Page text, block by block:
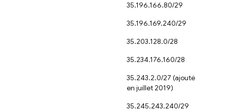
35.196.166.80/29
35.196.169.240/29
35.203.128.0/28
35.234.176.160/28
35.243.2.0/27 (ajouté
en juillet 2019)
35.245.243.240/29